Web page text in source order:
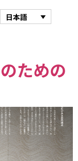
日本語
ための